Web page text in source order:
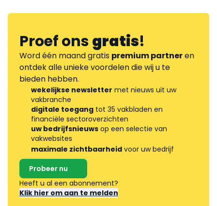
Proef onsgratis!
Word één maand gratis premium partneren
ontdek alle unieke voordelen die wij u te
bieden hebben.
wekelijkse newsletter met nieuws uit uw
vakbranche
digitale toegang tot 35 vakbladen en
financiële sectoroverzichten
uw bedrijfsnieuws op een selectie van
vakwebsites
maximale zichtbaarheid voor uw bedrijf
Probeer nu
Heeft u al een abonnement?
Klik hier om aan te melden